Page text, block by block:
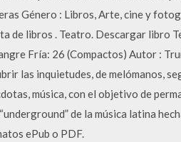
Género : Libros, Arte, cine y
de libros . Teatro. Descargar libro
Fría: 26 (Compactos) Autor :
las inquietudes, de melómanos,
música, con el objetivo de
de la música latina
ePub o PDF.